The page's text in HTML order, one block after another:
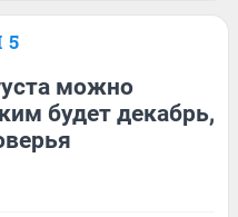
5
можно
будет декабрь,